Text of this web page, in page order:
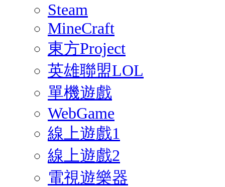
Steam
MineCraft
東方Project
英雄聯盟LOL
單機遊戲
WebGame
線上遊戲1
線上遊戲2
電視遊樂器